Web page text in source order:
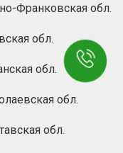
Франковская обл.
обл.
обл.
обл.
обл.